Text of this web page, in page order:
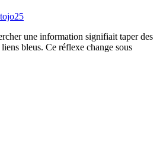
tojo25
une information signifiait taper des
bleus. Ce réflexe change sous